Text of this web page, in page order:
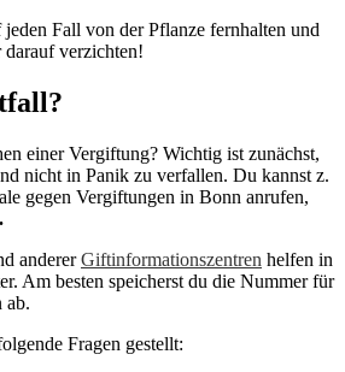
Fall von der Pflanze fernhalten und
darauf verzichten!
einer Vergiftung? Wichtig ist zunächst,
nicht in Panik zu verfallen. Du kannst z.
gegen Vergiftungen in Bonn anrufen,
andererGiftinformationszentren helfen in
Am besten speicherst du die Nummer für
ab.
Fragen gestellt: